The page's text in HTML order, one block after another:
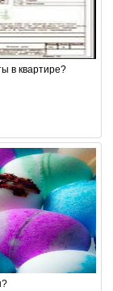
в квартире?